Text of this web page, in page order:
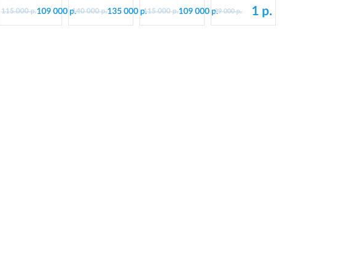
пластика, d=130
см
109 000 р.
115 000 р.
подставке, d=130
см
135 000 р.
140 000 р.
пластика, d=130
см
109 000 р.
115 000 р.
глобусов
1 р.
29 000 р.